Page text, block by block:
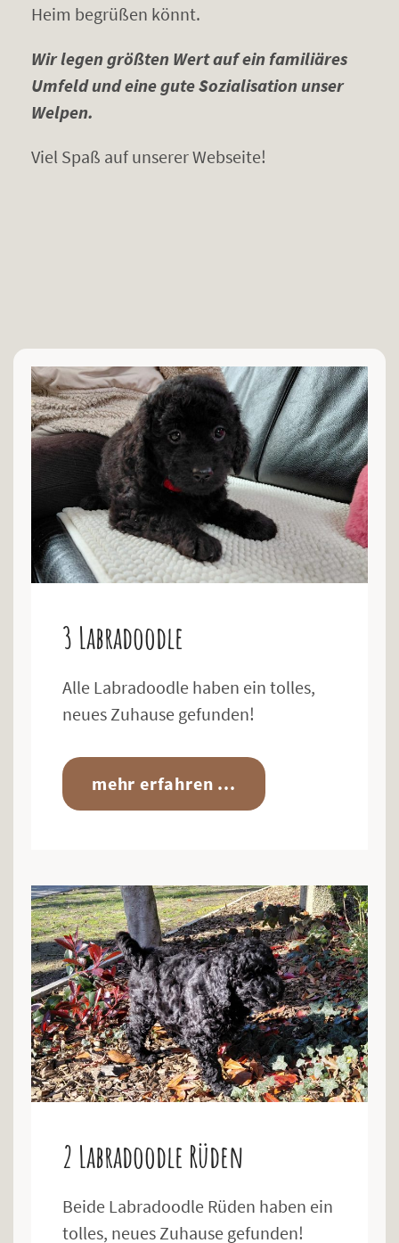
Heim begrüßen könnt.
Wir legen größten Wert auf ein familiäres
Umfeld und eine gute Sozialisation unser
Welpen.
Viel Spaß auf unserer Webseite!
3 Labradoodle
Alle Labradoodle haben ein tolles,
neues Zuhause gefunden!
mehr erfahren ...
2 Labradoodle Rüden
Beide Labradoodle Rüden haben ein
tolles, neues Zuhause gefunden!